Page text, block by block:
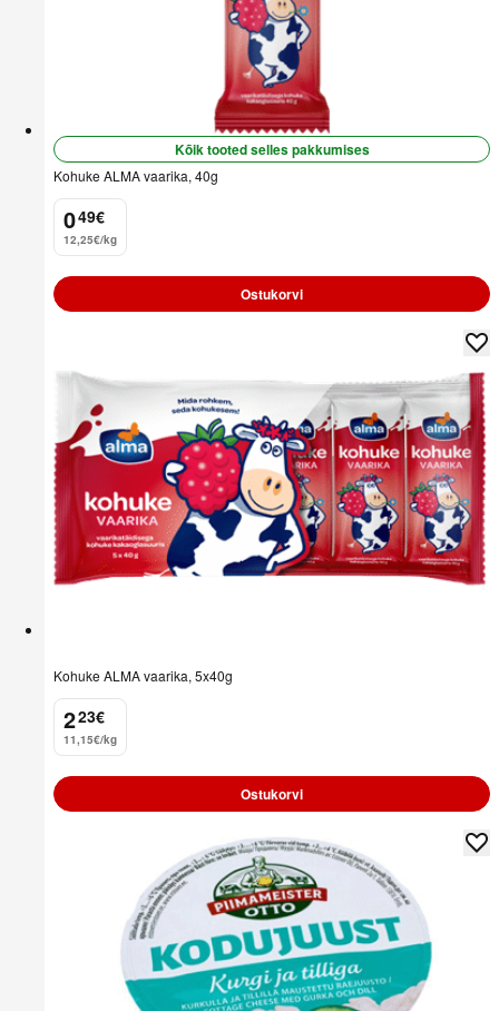
Kõik tooted selles pakkumises
Kohuke ALMA vaarika, 40g
0
. 49€
12,25€/kg
Ostukorvi
Kohuke ALMA vaarika, 5x40g
2
. 23€
11,15€/kg
Ostukorvi